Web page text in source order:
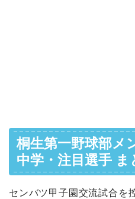
桐生第一野球部メ
中学・注目選手 ま
センバツ甲子園交流試合を